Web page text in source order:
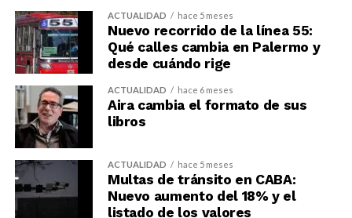
ACTUALIDAD hace 5 meses
Nuevo recorrido de la línea 55:
Qué calles cambia en Palermo y
desde cuándo rige
ACTUALIDAD hace 6 meses
Aira cambia el formato de sus
libros
ACTUALIDAD hace 5 meses
Multas de tránsito en CABA:
Nuevo aumento del 18% y el
listado de los valores